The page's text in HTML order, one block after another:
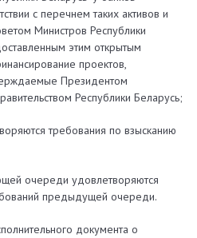
с перечнем таких активов и
Министров Республики
этим открытым
проектов,
Президентом
Республики Беларусь;
требования по взысканию
очереди удовлетворяются
предыдущей очереди.
документа о